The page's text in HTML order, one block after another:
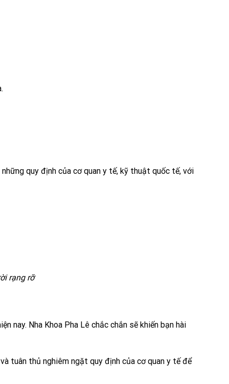
quy định của cơ quan y tế, kỹ thuật quốc tế, với
rạng rỡ
nay. Nha Khoa Pha Lê chắc chắn sẽ khiến bạn hài
tuân thủ nghiêm ngặt quy định của cơ quan y tế để